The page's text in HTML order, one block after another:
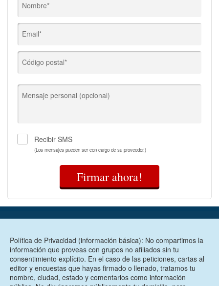
Nombre*
Email*
Código postal*
Mensaje personal (opcional)
Recibir SMS
(Los mensajes pueden ser con cargo de su proveedor.)
Firmar ahora!
Política de Privacidad (información básica): No compartimos la
información que proveas con grupos no afiliados sin tu
consentimiento explícito. En el caso de las peticiones, cartas al
editor y encuestas que hayas firmado o llenado, tratamos tu
nombre, ciudad, estado y comentarios como información